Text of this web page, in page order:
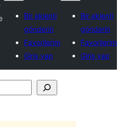
Bir eklenti
gönderin
Favorilerim
Giriş yap
Bir eklenti
gönderin
Favorilerim
Giriş yap